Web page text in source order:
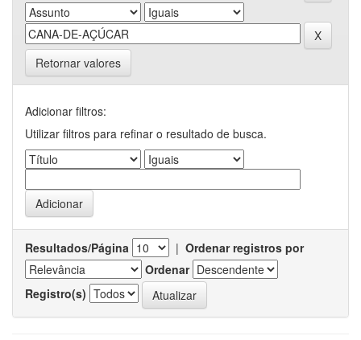
Retornar valores
Adicionar filtros:
Utilizar filtros para refinar o resultado de busca.
Resultados/Página | Ordenar registros por
Ordenar
Registro(s)